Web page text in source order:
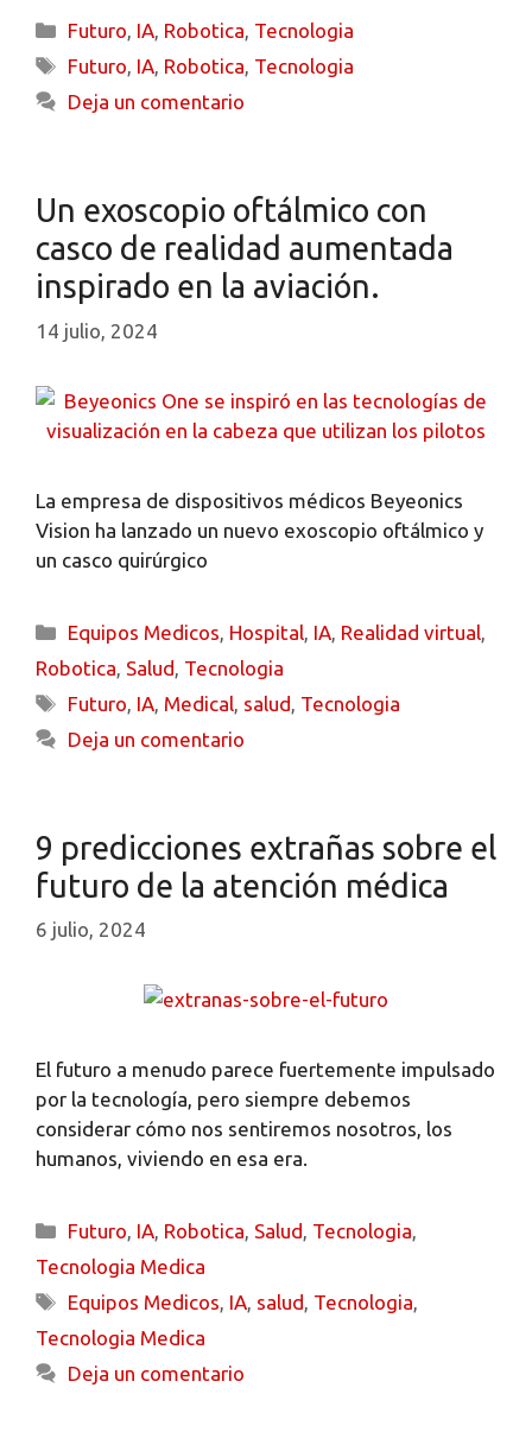
Futuro, IA, Robotica, Tecnologia
Futuro, IA, Robotica, Tecnologia
Deja un comentario
Un exoscopio oftálmico con
casco de realidad aumentada
inspirado en la aviación.
14 julio, 2024
La empresa de dispositivos médicos Beyeonics
Vision ha lanzado un nuevo exoscopio oftálmico y
un casco quirúrgico
Equipos Medicos Hospital IA Realidad virtual
Robotica Salud Tecnologia
Futuro IA Medical salud Tecnologia
Deja un comentario
9 predicciones extrañas sobre el
futuro de la atención médica
6 julio, 2024
El futuro a menudo parece fuertemente impulsado
por la tecnología, pero siempre debemos
considerar cómo nos sentiremos nosotros, los
humanos, viviendo en esa era.
Futuro, IA, Robotica, Salud, Tecnologia,
Tecnologia Medica
Equipos Medicos, IA, salud, Tecnologia,
Tecnologia Medica
Deja un comentario